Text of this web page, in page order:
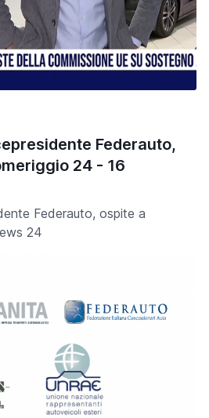
Federauto,
24 - 16
Federauto, ospite a
24